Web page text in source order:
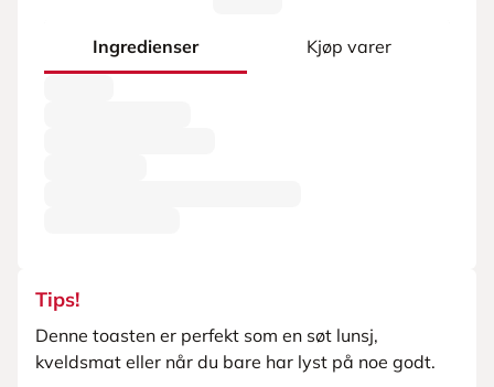
Ingredienser Kjøp varer
Tips!
Denne toasten er perfekt som en søt lunsj,
kveldsmat eller når du bare har lyst på noe godt.